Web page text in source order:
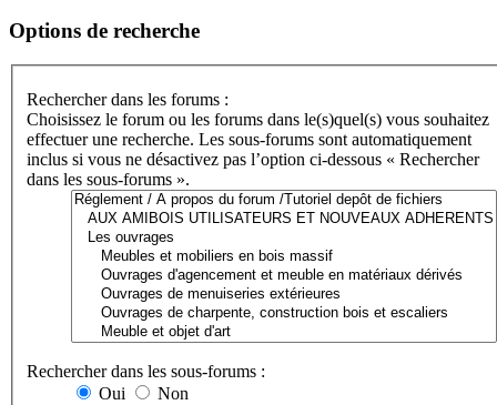
Options de recherche
Rechercher dans les forums :
Choisissez le forum ou les forums dans le(s)quel(s) vous souhaitez
effectuer une recherche. Les sous-forums sont automatiquement
inclus si vous ne désactivez pas l’option ci-dessous « Rechercher
dans les sous-forums ».
Rechercher dans les sous-forums :
Oui
Non